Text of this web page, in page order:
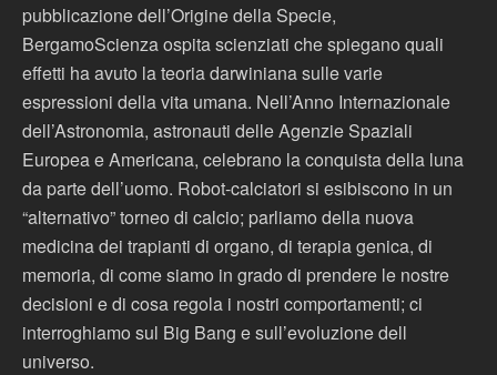
pubblicazione dell’Origine della Specie,
BergamoScienza ospita scienziati che spiegano quali
effetti ha avuto la teoria darwiniana sulle varie
espressioni della vita umana. Nell’Anno Internazionale
dell’Astronomia, astronauti delle Agenzie Spaziali
Europea e Americana, celebrano la conquista della luna
da parte dell’uomo. Robot-calciatori si esibiscono in un
“alternativo” torneo di calcio; parliamo della nuova
medicina dei trapianti di organo, di terapia genica, di
memoria, di come siamo in grado di prendere le nostre
decisioni e di cosa regola i nostri comportamenti; ci
interroghiamo sul Big Bang e sull’evoluzione dell
universo.